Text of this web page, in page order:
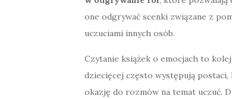
one odgrywać scenki związane z
uczuciami innych osób.
Czytanie książek o emocjach to
dziecięcej często występują
okazję do rozmów na temat uczuć.